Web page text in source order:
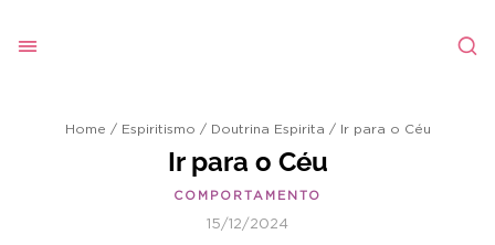
Home / Espiritismo / Doutrina Espirita / Ir para o Céu
Ir para o Céu
COMPORTAMENTO
15/12/2024